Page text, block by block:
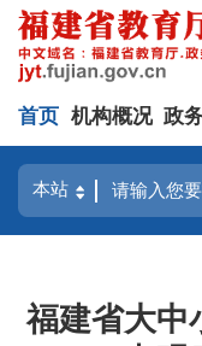
首页 机构概况 政
福建省大中